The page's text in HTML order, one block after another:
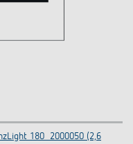
180_2000050 (2,6